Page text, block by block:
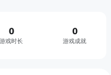
Simulator 16
0
游戏时长
0
游戏成就